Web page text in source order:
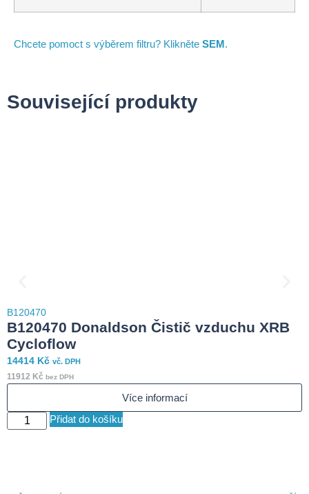
Chcete pomoct s výběrem filtru? Klikněte SEM.
Související produkty
B120470
B120470 Donaldson Čistič vzduchu XRB
Cycloflow
14414 Kč vč. DPH
11912 Kč bez DPH
Více informací
Přidat do košíku